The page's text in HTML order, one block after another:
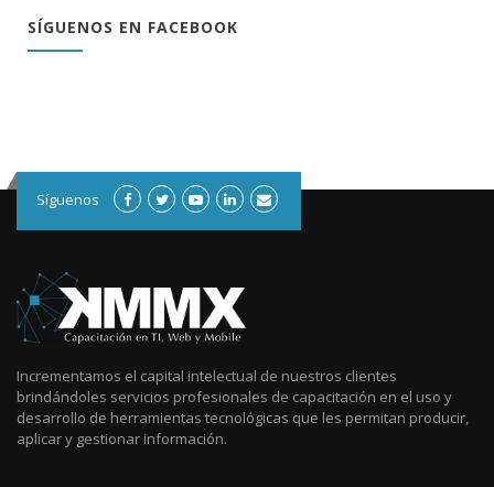
SÍGUENOS EN FACEBOOK
Síguenos
Incrementamos el capital intelectual de nuestros clientes
brindándoles servicios profesionales de capacitación en el uso y
desarrollo de herramientas tecnológicas que les permitan producir,
aplicar y gestionar información.